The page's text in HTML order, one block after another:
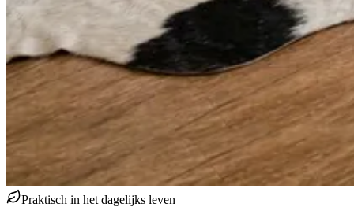
Praktisch in het dagelijks leven